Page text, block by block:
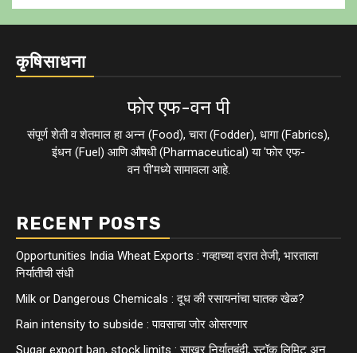
कृषिसाधना
फाेर एफ-वन पी
संपूर्ण शेती व शेतमाल हा अन्न (Food), चारा (Fodder), धागा (Fabrics),
इंधन (Fuel) आणि औषधी (Pharmaceutical) या 'फाेर एफ-
वन पी'मध्ये सामावला आहे.
RECENT POSTS
Opportunities India Wheat Exports : गव्हाच्या दरात तेजी, भारताला
निर्यातीची संधी
Milk or Dangerous Chemicals : दूध की रसायनांचा घातक खेळ?
Rain intensity to subside : पावसाचा जोर ओसरणार
Sugar export ban, stock limits : साखर निर्यातबंदी, स्टॉक लिमिट अन्